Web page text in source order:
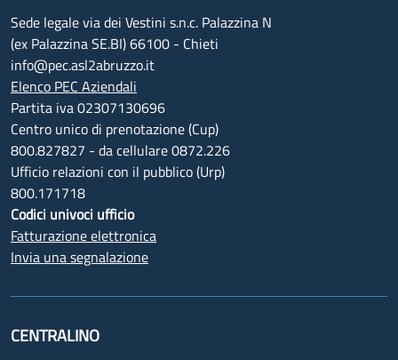
Sede legale via dei Vestini s.n.c. Palazzina N
(ex Palazzina SE.BI) 66100 - Chieti
info@pec.asl2abruzzo.it
Elenco PEC Aziendali
Partita iva 02307130696
Centro unico di prenotazione (Cup)
800.827827 - da cellulare 0872.226
Ufficio relazioni con il pubblico (Urp)
800.171718
Codici univoci ufficio
Fatturazione elettronica
Invia una segnalazione
CENTRALINO